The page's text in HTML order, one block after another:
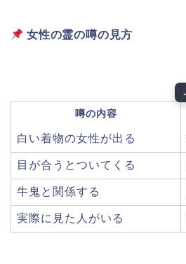
女性の霊の噂の見方
噂の内容
白い着物の女性が出る
目が合うとついてくる
牛鬼と関係する
実際に見た人がいる